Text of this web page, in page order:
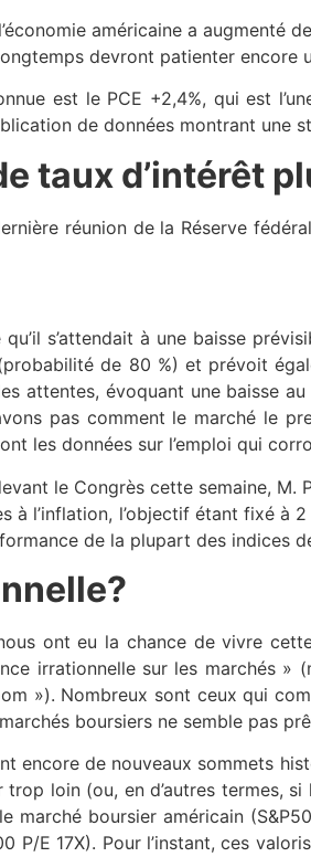
américaine a augmenté
devront patienter encore
est le PCE +2,4%, qui est
de données montrant une
taux d’intérêt
réunion de la Réserve
s’attendait à une baisse
de 80 %) et prévoit
attentes, évoquant une baisse
pas comment le marché le
les données sur l’emploi qui
le Congrès cette semaine,
à l’inflation, l’objectif étant fixé
de la plupart des indices
ont eu la chance de vivre
irrationnelle sur les marchés
»). Nombreux sont ceux qui
boursiers ne semble pas
encore de nouveaux sommets
trop loin (ou, en d’autres termes,
marché boursier américain
P/E 17X). Pour l’instant, ces